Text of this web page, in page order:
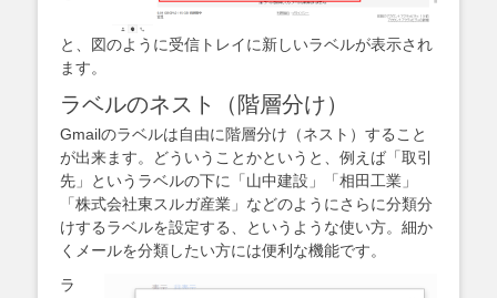
と、図のように受信トレイに新しいラベルが表示され
ます。
ラベルのネスト（階層分け）
Gmailのラベルは自由に階層分け（ネスト）すること
が出来ます。どういうことかというと、例えば「取引
先」というラベルの下に「山中建設」「相田工業」
「株式会社東スルガ産業」などのようにさらに分類分
けするラベルを設定する、というような使い方。細か
くメールを分類したい方には便利な機能です。
ラ